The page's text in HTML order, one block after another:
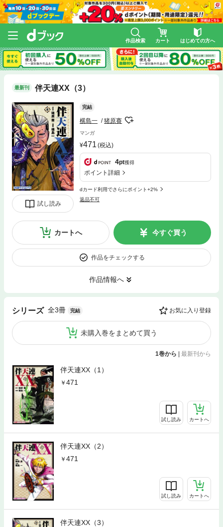
作品検索 カート はじめての方へ
最新刊 伴天連XX（3）
試し読み
完結
横島一 猪原賽
マンガ
471 (税込)
4pt獲得
ポイント詳細
dカード利用でさらにポイント+2%
返品不可
カートへ 今すぐ買う
作品をチェックする
作品情報へ
シリーズ 全3冊 完結 お気に入り登録
未購入巻をまとめて買う
1巻から | 最新刊から
伴天連XX（1）
471
試し読み カートへ
伴天連XX（2）
471
試し読み カートへ
伴天連XX（3）